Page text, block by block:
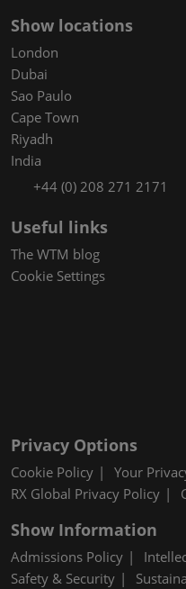
Show locations
London
Dubai
Sao Paulo
Cape Town
Riyadh
India
+44 (0) 208 271 2171
Useful links
The WTM blog
Cookie Settings
Privacy Options
Cookie Policy
Your
RX Global Privacy Policy
Show Information
Admissions Policy
Safety & Security